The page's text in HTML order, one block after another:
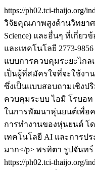
https://ph02.tci-thaijo.org/
วิจัยคุณภาพสูงด้านวิทยาศา
Science) และอื่นๆ ที่เกี่ย
และเทคโนโลยี 2773-9856
แบบการควบคุมระยะไกล
เป็นผู้ที่สมัครใจที่จะใช้ง
ซึ่งเป็นแบบสอบถามเชิงป
ควบคุมระบบ ไอมิ โรบอ
ในการพัฒนาหุ่นยนต์เพื่อค
การทำงานของหุ่นยนต์ โ
เทคโนโลยี AI และการป
มาก</p> พรทิตา รูปจันทร์
https://ph02.tci-thaijo.org/